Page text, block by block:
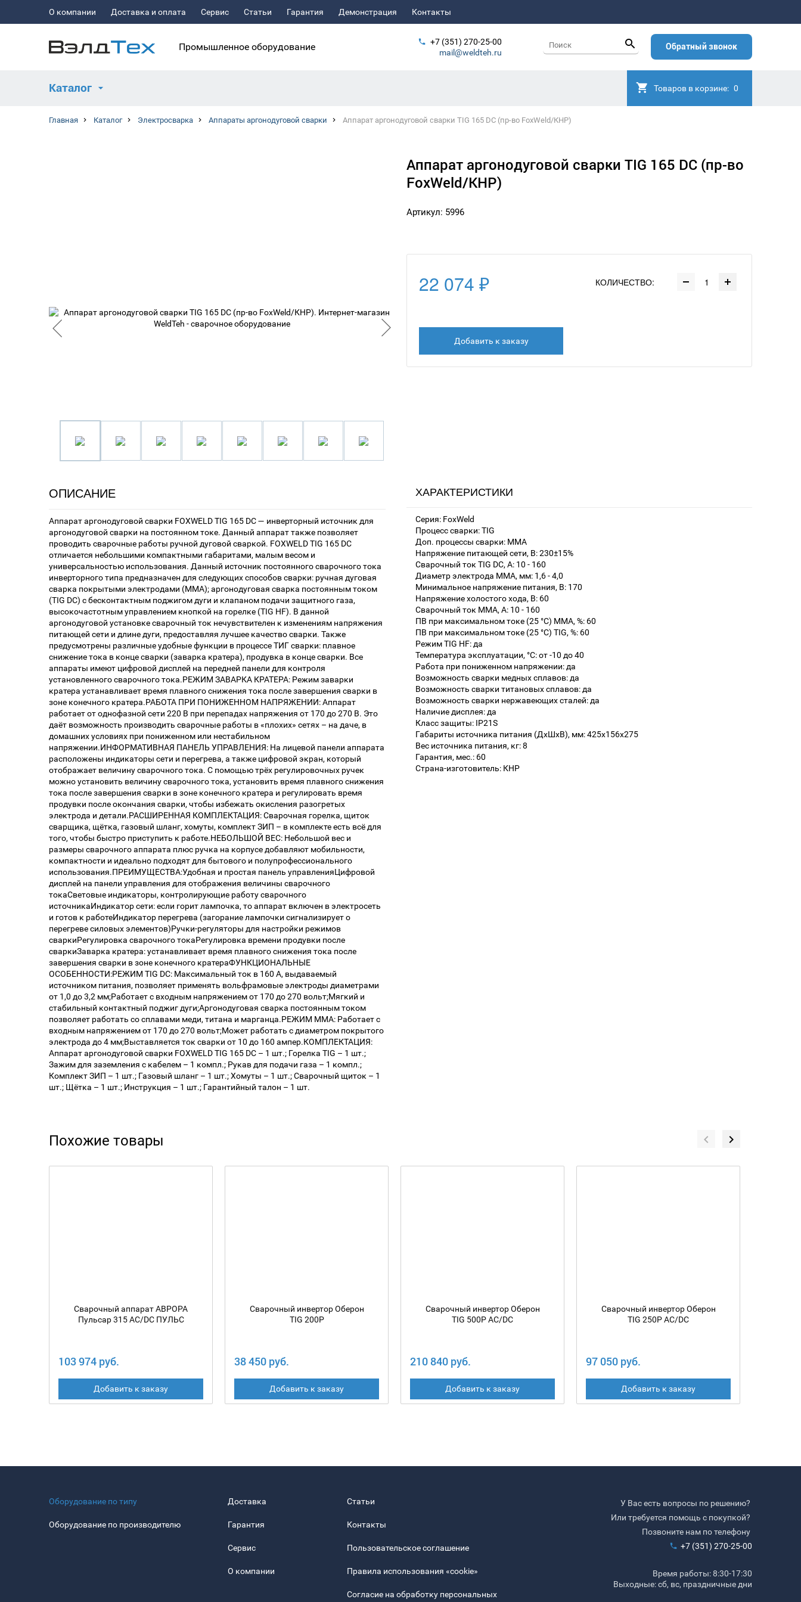
О компании Доставка и оплата Сервис Статьи Гарантия Демонстрация Контакты
Промышленное оборудование
+7 (351) 270-25-00
mail@weldteh.ru
Обратный звонок
Каталог Товаров в корзине: 0
Главная Каталог Электросварка Аппараты аргонодуговой сварки Аппарат аргонодуговой сварки TIG 165 DC (пр-во FoxWeld/КНР)
Аппарат аргонодуговой сварки TIG 165 DC (пр-во
FoxWeld/КНР)
Артикул: 5996
22 074 ₽ КОЛИЧЕСТВО:
Добавить к заказу
ОПИСАНИЕ
Аппарат аргонодуговой сварки FOXWELD TIG 165 DC — инверторный источник для
аргонодуговой сварки на постоянном токе. Данный аппарат также позволяет
проводить сварочные работы ручной дуговой сваркой. FOXWELD TIG 165 DC
отличается небольшими компактными габаритами, малым весом и
универсальностью использования. Данный источник постоянного сварочного тока
инверторного типа предназначен для следующих способов сварки: ручная дуговая
сварка покрытыми электродами (ММА); аргонодуговая сварка постоянным током
(TIG DC) с бесконтактным поджигом дуги и клапаном подачи защитного газа,
высокочастотным управлением кнопкой на горелке (TIG HF). В данной
аргонодуговой установке сварочный ток нечувствителен к изменениям напряжения
питающей сети и длине дуги, предоставляя лучшее качество сварки. Также
предусмотрены различные удобные функции в процессе ТИГ сварки: плавное
снижение тока в конце сварки (заварка кратера), продувка в конце сварки. Все
аппараты имеют цифровой дисплей на передней панели для контроля
установленного сварочного тока.РЕЖИМ ЗАВАРКА КРАТЕРА: Режим заварки
кратера устанавливает время плавного снижения тока после завершения сварки в
зоне конечного кратера.РАБОТА ПРИ ПОНИЖЕННОМ НАПРЯЖЕНИИ: Аппарат
работает от однофазной сети 220 В при перепадах напряжения от 170 до 270 В. Это
даёт возможность производить сварочные работы в «плохих» сетях – на даче, в
домашних условиях при пониженном или нестабильном
напряжении.ИНФОРМАТИВНАЯ ПАНЕЛЬ УПРАВЛЕНИЯ: На лицевой панели аппарата
расположены индикаторы сети и перегрева, а также цифровой экран, который
отображает величину сварочного тока. С помощью трёх регулировочных ручек
можно установить величину сварочного тока, установить время плавного снижения
тока после завершения сварки в зоне конечного кратера и регулировать время
продувки после окончания сварки, чтобы избежать окисления разогретых
электрода и детали.РАСШИРЕННАЯ КОМПЛЕКТАЦИЯ: Сварочная горелка, щиток
сварщика, щётка, газовый шланг, хомуты, комплект ЗИП – в комплекте есть всё для
того, чтобы быстро приступить к работе.НЕБОЛЬШОЙ ВЕС: Небольшой вес и
размеры сварочного аппарата плюс ручка на корпусе добавляют мобильности,
компактности и идеально подходят для бытового и полупрофессионального
использования.ПРЕИМУЩЕСТВА:Удобная и простая панель управленияЦифровой
дисплей на панели управления для отображения величины сварочного
токаСветовые индикаторы, контролирующие работу сварочного
источникаИндикатор сети: если горит лампочка, то аппарат включен в электросеть
и готов к работеИндикатор перегрева (загорание лампочки сигнализирует о
перегреве силовых элементов)Ручки-регуляторы для настройки режимов
сваркиРегулировка сварочного токаРегулировка времени продувки после
сваркиЗаварка кратера: устанавливает время плавного снижения тока после
завершения сварки в зоне конечного кратераФУНКЦИОНАЛЬНЫЕ
ОСОБЕННОСТИ:РЕЖИМ TIG DC: Максимальный ток в 160 А, выдаваемый
источником питания, позволяет применять вольфрамовые электроды диаметрами
от 1,0 до 3,2 мм;Работает с входным напряжением от 170 до 270 вольт;Мягкий и
стабильный контактный поджиг дуги;Аргонодуговая сварка постоянным током
позволяет работать со сплавами меди, титана и марганца.РЕЖИМ MMA: Работает с
входным напряжением от 170 до 270 вольт;Может работать с диаметром покрытого
электрода до 4 мм;Выставляется ток сварки от 10 до 160 ампер.КОМПЛЕКТАЦИЯ:
Аппарат аргонодуговой сварки FOXWELD TIG 165 DC – 1 шт.; Горелка TIG – 1 шт.;
Зажим для заземления с кабелем – 1 компл.; Рукав для подачи газа – 1 компл.;
Комплект ЗИП – 1 шт.; Газовый шланг – 1 шт.; Хомуты – 1 шт.; Сварочный щиток – 1
шт.; Щётка – 1 шт.; Инструкция – 1 шт.; Гарантийный талон – 1 шт.
ХАРАКТЕРИСТИКИ
Серия: FoxWeld
Процесс сварки: TIG
Доп. процессы сварки: MMA
Напряжение питающей сети, В: 230±15%
Сварочный ток TIG DC, А: 10 - 160
Диаметр электрода MMA, мм: 1,6 - 4,0
Минимальное напряжение питания, В: 170
Напряжение холостого хода, В: 60
Сварочный ток MMA, А: 10 - 160
ПВ при максимальном токе (25 °C) ММА, %: 60
ПВ при максимальном токе (25 °C) TIG, %: 60
Режим TIG HF: да
Температура эксплуатации, °C: от -10 до 40
Работа при пониженном напряжении: да
Возможность сварки медных сплавов: да
Возможность сварки титановых сплавов: да
Возможность сварки нержавеющих сталей: да
Наличие дисплея: да
Класс защиты: IP21S
Габариты источника питания (ДхШхВ), мм: 425х156х275
Вес источника питания, кг: 8
Гарантия, мес.: 60
Страна-изготовитель: КНР
Похожие товары
Сварочный аппарат АВРОРА
Пульсар 315 AC/DC ПУЛЬС
103 974 руб.
Добавить к заказу
Сварочный инвертор Оберон
TIG 200P
38 450 руб.
Добавить к заказу
Сварочный инвертор Оберон
TIG 500P AC/DC
210 840 руб.
Добавить к заказу
Сварочный инвертор Оберон
TIG 250P AC/DC
97 050 руб.
Добавить к заказу
Оборудование по типу
Оборудование по производителю
Доставка
Гарантия
Сервис
О компании
Статьи
Контакты
Пользовательское соглашение
Правила использования «cookie»
Согласие на обработку персональных
У Вас есть вопросы по решению?
Или требуется помощь с покупкой?
Позвоните нам по телефону
+7 (351) 270-25-00
Время работы: 8:30-17:30
Выходные: сб, вс, праздничные дни